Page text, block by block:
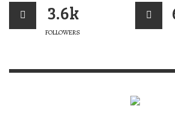
3.6k
FOLLOWERS